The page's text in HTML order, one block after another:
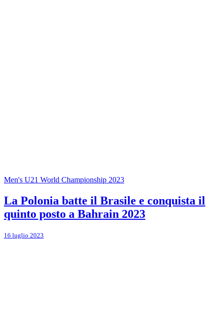
Men's U21 World Championship 2023
La Polonia batte il Brasile e conquista il
quinto posto a Bahrain 2023
16 luglio 2023